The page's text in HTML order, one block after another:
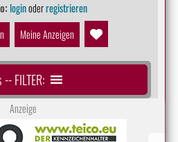
loginoderregistrieren
Meine Anzeigen
FILTER:
Anzeige